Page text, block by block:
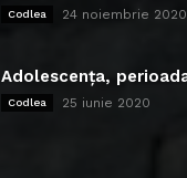
Codlea 24 noiembrie 2020
Adolescența,
Codlea 25 iunie 2020